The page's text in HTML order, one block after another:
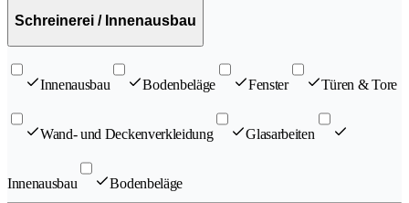
Schreinerei / Innenausbau
Innenausbau Bodenbeläge Fenster Türen & Tore
Wand- und Deckenverkleidung Glasarbeiten
Innenausbau Bodenbeläge